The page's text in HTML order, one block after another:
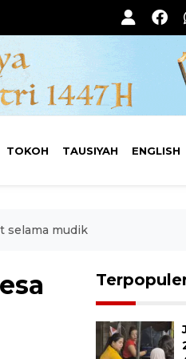
TOKOH TAUSIYAH ENGLISH
selama mudik